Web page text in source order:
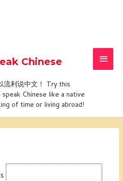
Chinese
流利说中文！ Try this
Chinese like a native
of time or living abroad!